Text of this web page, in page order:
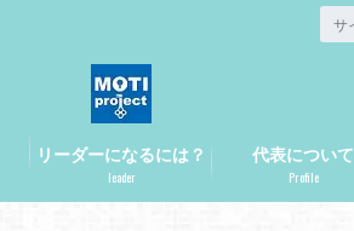
リーダーになるには？
leader
代表について
Profile